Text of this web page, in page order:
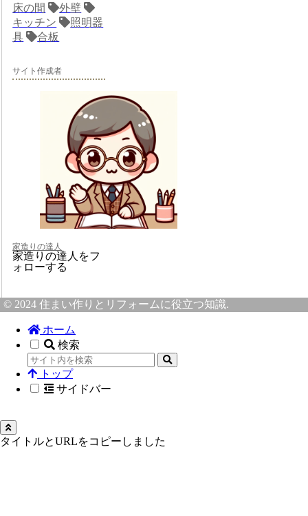
床の間
外壁
キッチン
照明器
具
合板
サイト作成者
家造りの達人
家造りの達人をフ
ォローする
© 2024 住まい作りとリフォームに役立つ知識.
ホーム
検索
トップ
サイドバー
タイトルとURLをコピーしました